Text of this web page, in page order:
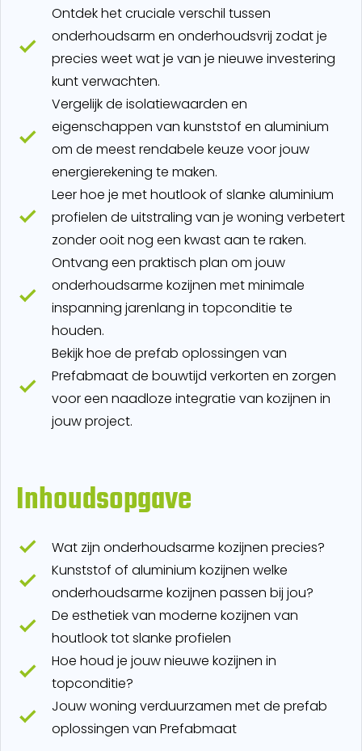
Ontdek het cruciale verschil tussen
onderhoudsarm en onderhoudsvrij zodat je
precies weet wat je van je nieuwe investering
kunt verwachten.
Vergelijk de isolatiewaarden en
eigenschappen van kunststof en aluminium
om de meest rendabele keuze voor jouw
energierekening te maken.
Leer hoe je met houtlook of slanke aluminium
profielen de uitstraling van je woning verbetert
zonder ooit nog een kwast aan te raken.
Ontvang een praktisch plan om jouw
onderhoudsarme kozijnen met minimale
inspanning jarenlang in topconditie te
houden.
Bekijk hoe de prefab oplossingen van
Prefabmaat de bouwtijd verkorten en zorgen
voor een naadloze integratie van kozijnen in
jouw project.
Inhoudsopgave
Wat zijn onderhoudsarme kozijnen precies?
Kunststof of aluminium kozijnen welke
onderhoudsarme kozijnen passen bij jou?
De esthetiek van moderne kozijnen van
houtlook tot slanke profielen
Hoe houd je jouw nieuwe kozijnen in
topconditie?
Jouw woning verduurzamen met de prefab
oplossingen van Prefabmaat